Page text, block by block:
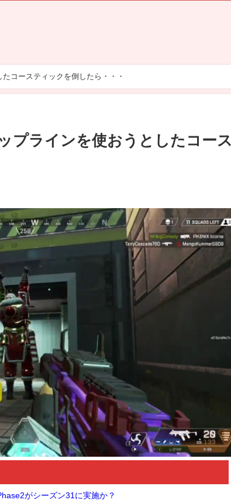
コースティックを倒したら・・・
プラインを使おうとしたコース
がシーズン31に実施か？